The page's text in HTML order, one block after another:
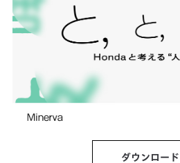
ダウンロード